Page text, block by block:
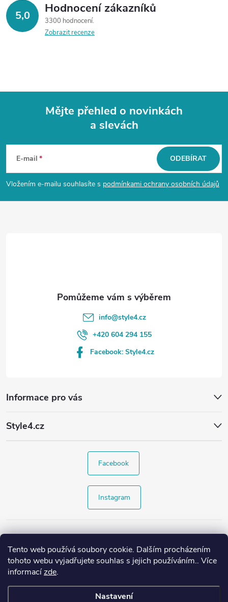
Tento web používá soubory cookie. Dalším procházením
tohoto webu vyjadřujete souhlas s jejich používáním.. Více
informacízde.
Nastavení
5,0 Hodnocení zákazníků
3300 hodnocení
Zobrazit recenze
p
Mějte přehled o novinkách
a slevách
E-mail
Vložením e-mailu souhlasíte s podmínkami ochrany osobních údajů
ODEBÍRAT
Informace pro vás
Style4.cz
info@style4.cz
+420 604 294 155
Facebook: Style4.cz
Facebook
Instagram